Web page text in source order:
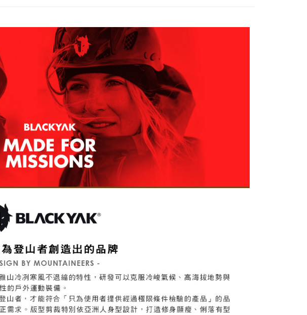
是否繳費成功／繳費後需取消欲退款等相關疑問，請聯繫「AFTEE先享後
付客戶支援中心」
https://netprotections.freshdesk.com/support/home
【注意事項】
１．透過由恩沛科技股份有限公司提供之「AFTEE先享後付」服務完成之
交易，需依本服務之必要範圍內提供個人資料，並將交易相關給付款項請
求債權轉讓予恩沛科技股份有限公司。
２．關於個人資料處理事宜，請瀏覽以下網址：
https://aftee.tw/terms/#terms3
３．未成年的使用者請事先徵得法定代理人或監護人之同意方可使用
「AFTEE先享後付」，若未經同意申辦者引起之損失，本公司不負相關責
任。
４．使用「AFTEE先享後付」時，將依據個別帳號之用戶狀況，依本公司
即時審查核予不同之上限額度；若仍有額度不足之情形，本公司將視審查
結果請求用戶進行身份認證。
５．嚴禁一人註冊多個帳號或使用他人資訊註冊。若發現惡意使用之情
形，恩沛科技股份有限公司將有權停止該用戶之使用額度並採取法律行
動。
付款後萊爾富取貨
每筆NT$60，滿NT$799(含以上)免運費
7-11取貨付款
每筆NT$60，滿NT$799(含以上)免運費
付款後7-11取貨
每筆NT$60，滿NT$799(含以上)免運費
宅配
每筆NT$70，滿NT$799(含以上)免運費